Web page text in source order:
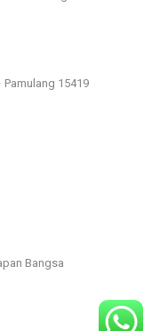
Pamulang 15419
Bangsa